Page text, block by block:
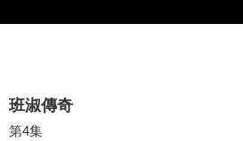
班淑傳奇
第4集